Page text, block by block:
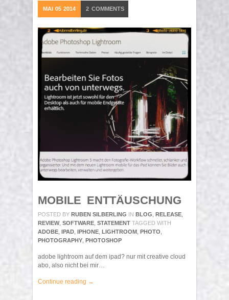
MAI 05 2014 2 COMMENTS
MOBILE ENTTÄUSCHUNG
POSTED BY RUBEN SILBERLING IN BLOG RELEASE
REVIEW, SOFTWARE STATEMENT TAGGED WITH
ADOBE IPAD IPHONE LIGHTROOM PHOTO
PHOTOGRAPHY PHOTOSHOP
adobe lightroom auf dem ipad? nur mit creative cloud
abo, also nicht bei mir…
Continue reading →